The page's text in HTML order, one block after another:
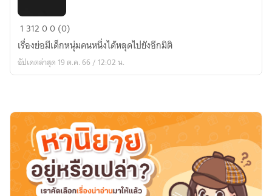
Delete
1 31200 (0)
เรื่องย่อมีเด็กหนุ่มคนหนึ่งได้หลุดไปยังอีกมิติ
อัปเดตล่าสุด 19 ต.ค. 66 / 12:02 น.